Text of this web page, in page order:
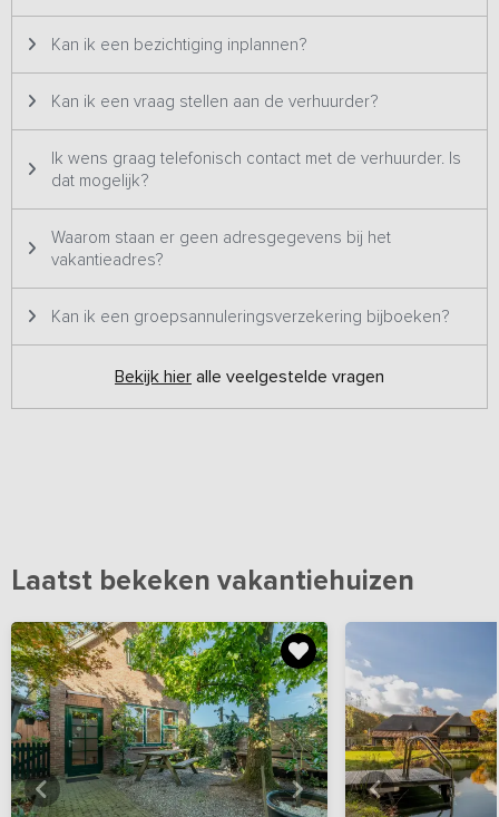
Kan ik een bezichtiging inplannen?
Kan ik een vraag stellen aan de verhuurder?
Ik wens graag telefonisch contact met de verhuurder. Is
dat mogelijk?
Waarom staan er geen adresgegevens bij het
vakantieadres?
Kan ik een groepsannuleringsverzekering bijboeken?
Bekijk hier alle veelgestelde vragen
Laatst bekeken vakantiehuizen
Bekijkhieralle foto's Bekijk